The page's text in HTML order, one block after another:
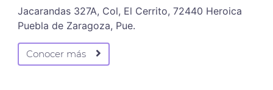
Jacarandas 327A, Col, El Cerrito, 72440 Heroica
Puebla de Zaragoza, Pue.
Conocer más